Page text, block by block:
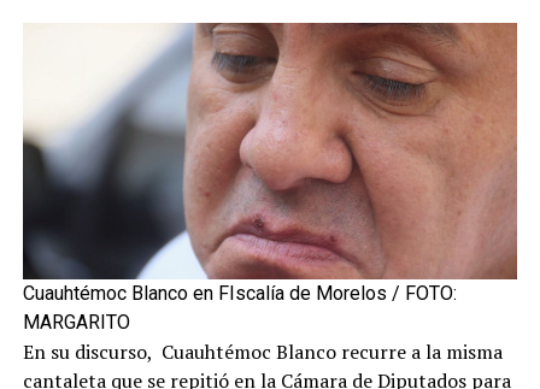
Cuauhtémoc Blanco en FIscalía de Morelos / FOTO:
MARGARITO
En su discurso, Cuauhtémoc Blanco recurre a la misma
cantaleta que se repitió en la Cámara de Diputados para